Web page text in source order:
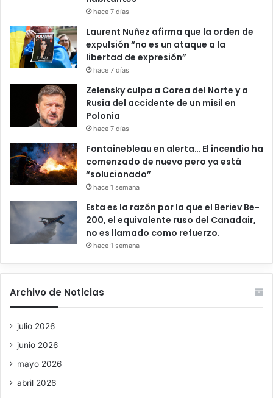
hace 7 días
Laurent Nuñez afirma que la orden de
expulsión “no es un ataque a la
libertad de expresión”
hace 7 días
Zelensky culpa a Corea del Norte y a
Rusia del accidente de un misil en
Polonia
hace 7 días
Fontainebleau en alerta… El incendio ha
comenzado de nuevo pero ya está
“solucionado”
hace 1 semana
Esta es la razón por la que el Beriev Be-
200, el equivalente ruso del Canadair,
no es llamado como refuerzo.
hace 1 semana
Archivo de Noticias
julio 2026
junio 2026
mayo 2026
abril 2026